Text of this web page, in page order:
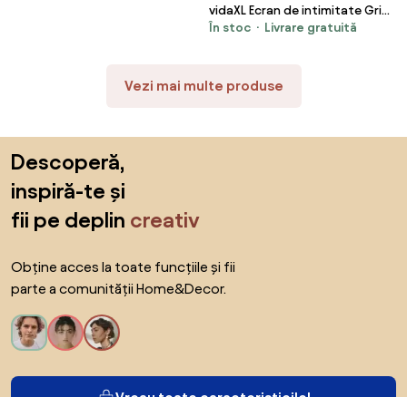
vidaXL Ecran de intimitate Gri
100 x 50 x 180 cm Oțel
În stoc Livrare gratuită
Vezi mai multe produse
Descoperă,
inspiră-te și
fii pe deplin creativ
Obține acces la toate funcțiile și fii
parte a comunității Home&Decor.